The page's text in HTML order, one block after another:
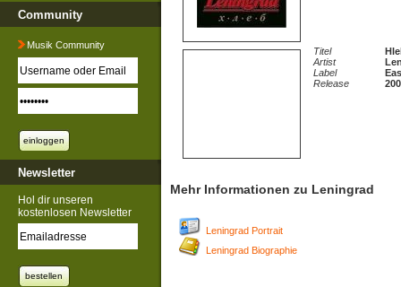
Community
Musik Community
Newsletter
Hol dir unseren
kostenlosen Newsletter
Titel
Artist
Label
Release
Mehr Informationen zu Leningrad
Leningrad Portrait
Leningrad Biographie